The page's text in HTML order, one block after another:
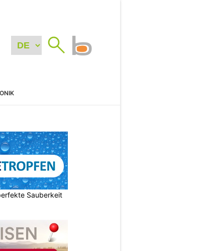
Sauberkeit